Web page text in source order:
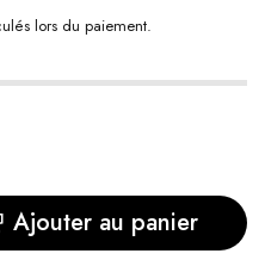
lors du paiement.
Ajouter au panier